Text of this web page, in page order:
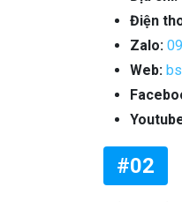
Điện
Zalo:
Web:
#02